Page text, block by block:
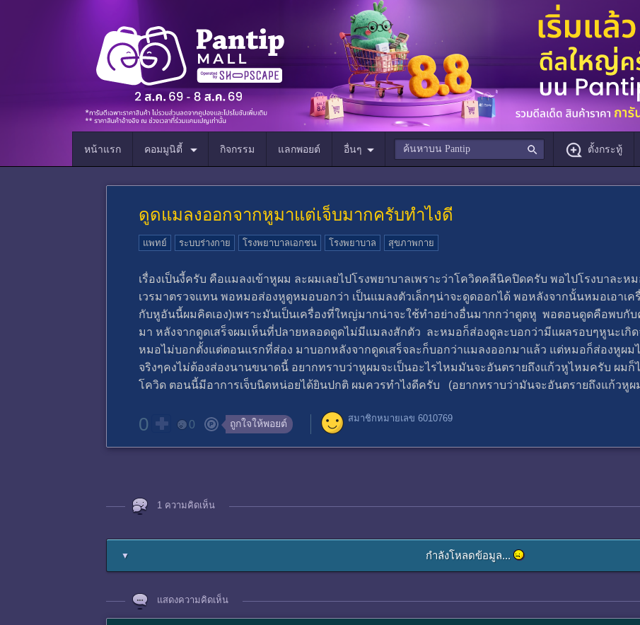
หน้าแรก คอมมูนิตี้ กิจกรรม แลกพอยต์ อื่นๆ ตั้งกระทู้
ดูดแมลงออกจากหูมาแต่เจ็บมากครับทำไงดี
แพทย์ ระบบร่างกาย โรงพยาบาลเอกชน โรงพยาบาล สุขภาพกาย
เรื่องเป็นงี้ครับ คือแมลงเข้าหูผม ละผมเลยไปโรงพยาบาลเพราะว่าโควิดคลีนิคปิดครับ พอไปโรงบาละห
เวรมาตรวจแทน พอหมอส่องหูดูหมอบอกว่า เป็นแมลงตัวเล็กๆน่าจะดูดออกได้ พอหลังจากนั้นหมอเอาเค
กับหูอันนี้ผมคิดเอง)เพราะมันเป็นเครื่องที่ใหญ่มากน่าจะใช้ทำอย่างอื่นมากกว่าดูดหู พอตอนดูดคือพบกับค
มา หลังจากดูดเสร็จผมเห็นที่ปลายหลอดดูดไม่มีแมลงสักตัว ละหมอก็ส่องดูละบอกว่ามีแผลรอบๆหูนะเกิด
หมอไม่บอกตั้งแต่ตอนแรกที่ส่อง มาบอกหลังจากดูดเสร็จละก็บอกว่าแมลงออกมาแล้ว แต่หมอก็ส่องหูผ
จริงๆคงไม่ต้องส่องนานขนาดนี้ อยากทราบว่าหูผมจะเป็นอะไรไหมมันจะอันตรายถึงแก้วหูไหมครับ ผมก็
โควิด ตอนนี้มีอาการเจ็บนิดหน่อยได้ยินปกติ ผมควรทำไงดีครับ (อยากทราบว่ามันจะอันตรายถึงแก้วหูผ
0 0 ถูกใจให้พอยต์ สมาชิกหมายเลข 6010769
1 ความคิดเห็น
▼ กำลังโหลดข้อมูล...
แสดงความคิดเห็น